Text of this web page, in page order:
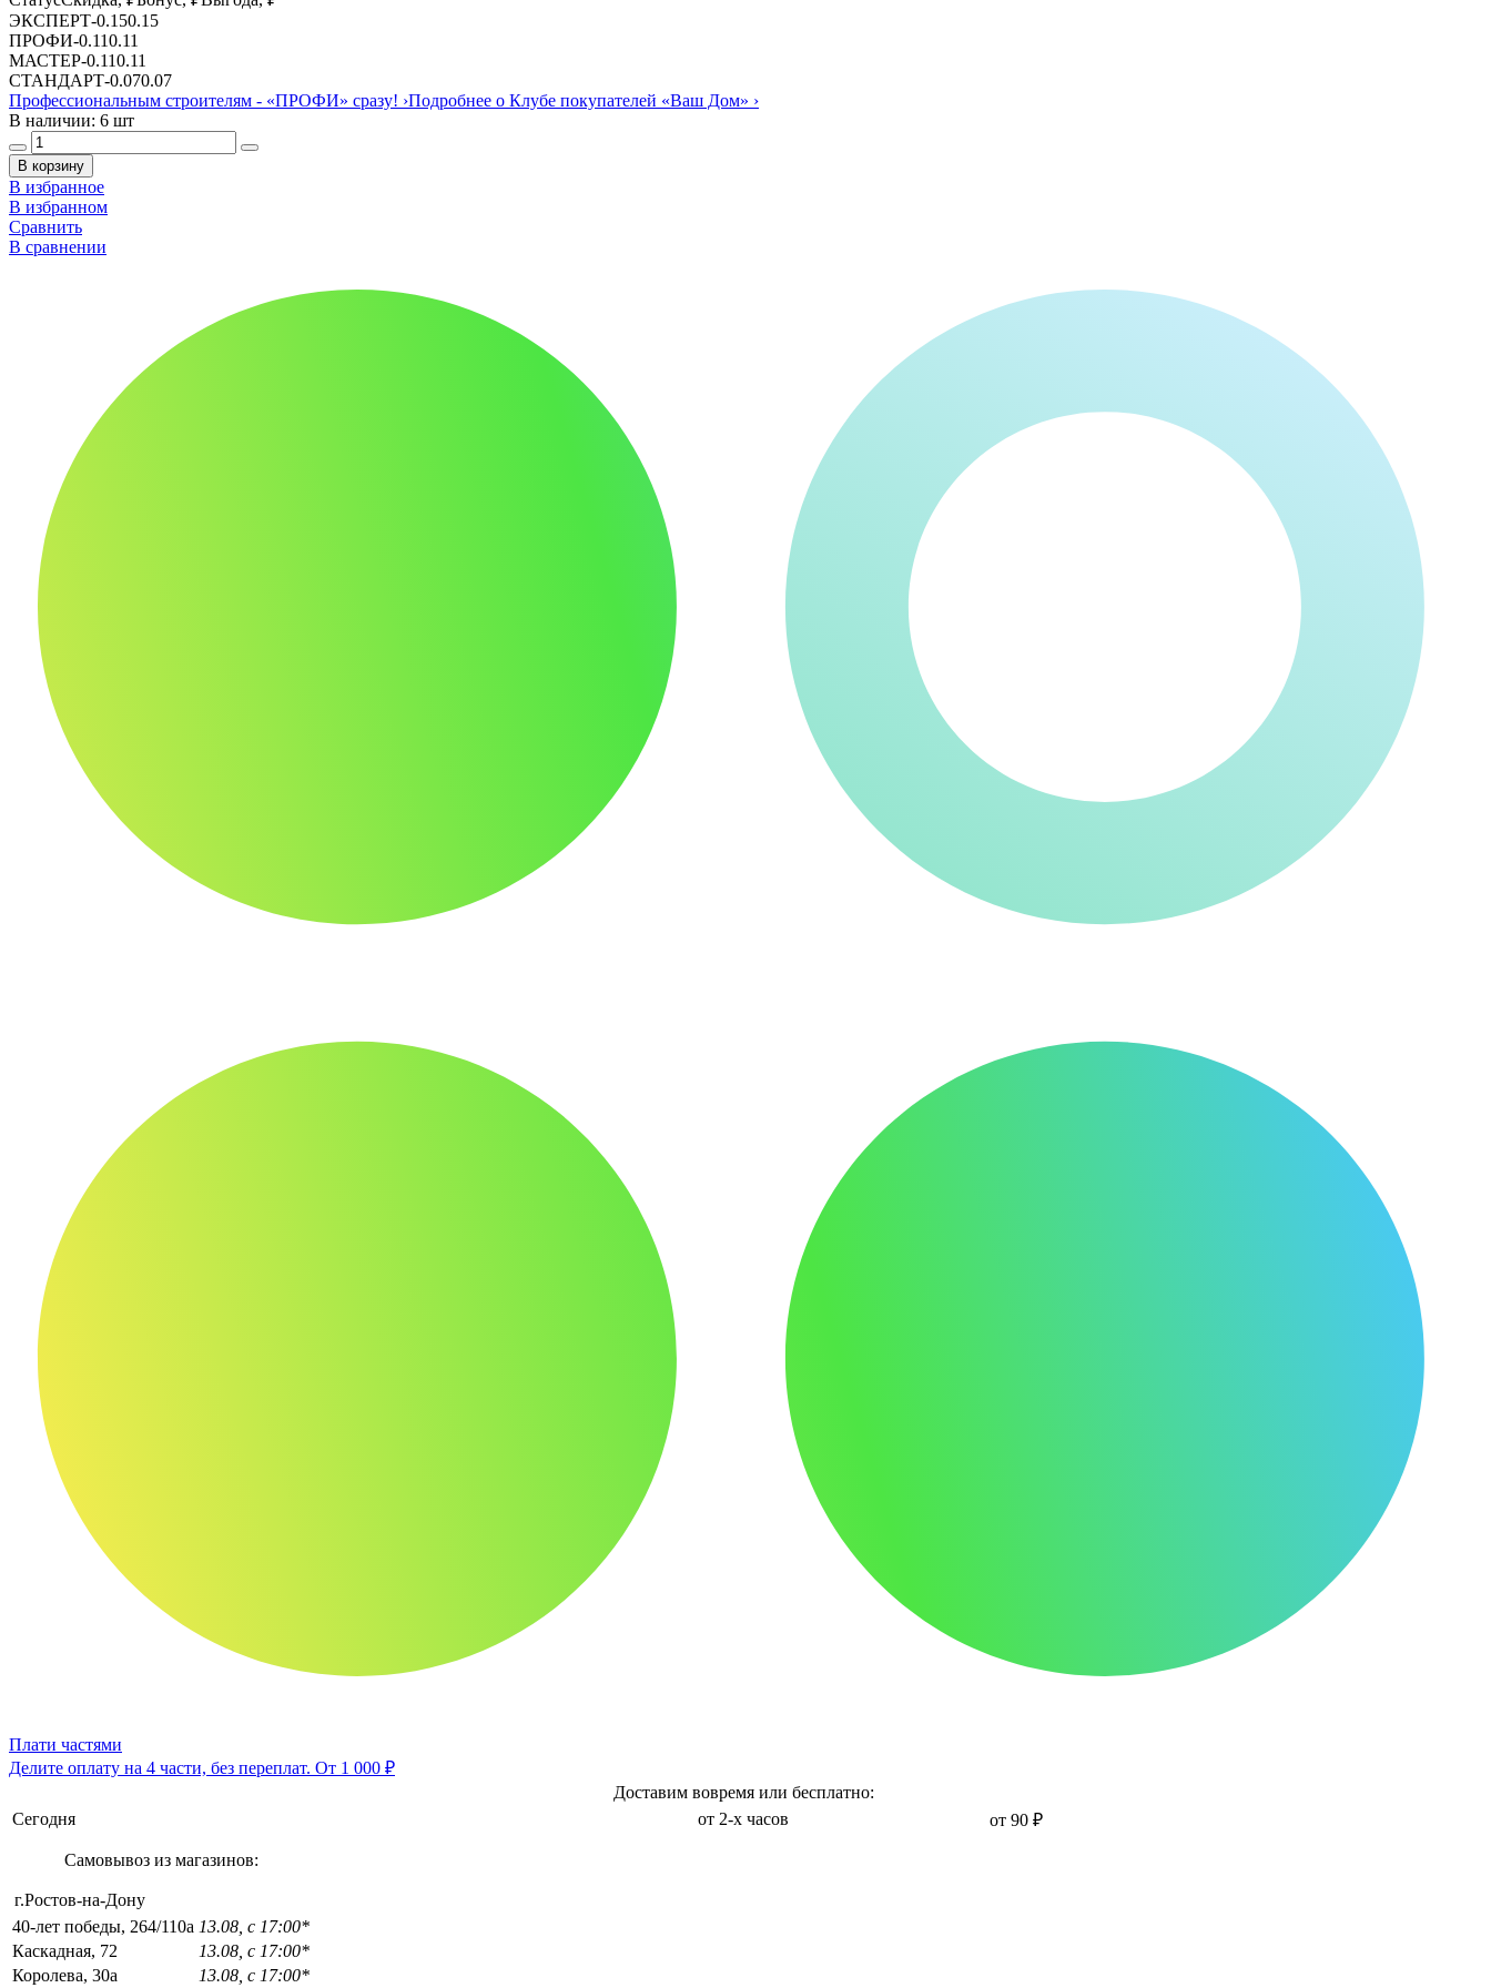
ЭКСПЕРТ-0.150.15
ПРОФИ-0.110.11
МАСТЕР-0.110.11
СТАНДАРТ-0.070.07
Профессиональным строителям - «ПРОФИ» сразу! ›Подробнее о Клубе покупателей «Ваш Дом» ›
В наличии: 6 шт
В корзину
В избранное
В избранном
Сравнить
В сравнении
Плати частями
Делите оплату на 4 части, без переплат. От 1 000 ₽
Доставим вовремя или бесплатно:
Сегодня
от 2-х часов от 90 ₽
Самовывоз из магазинов:
г.Ростов-на-Дону
40-лет победы, 264/110а 13.08, с 17:00*
Каскадная, 72
13.08, с 17:00*
Королева, 30а
13.08, с 17:00*